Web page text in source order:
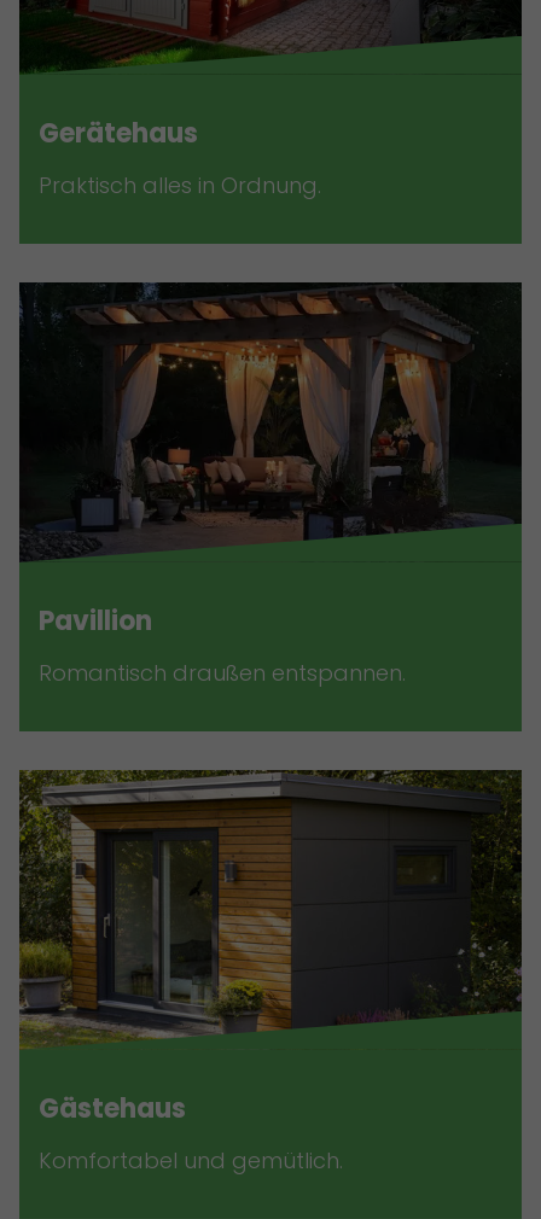
Gerätehaus
Praktisch alles in Ordnung.
Pavillion
Romantisch draußen entspannen.
Gästehaus
Komfortabel und gemütlich.